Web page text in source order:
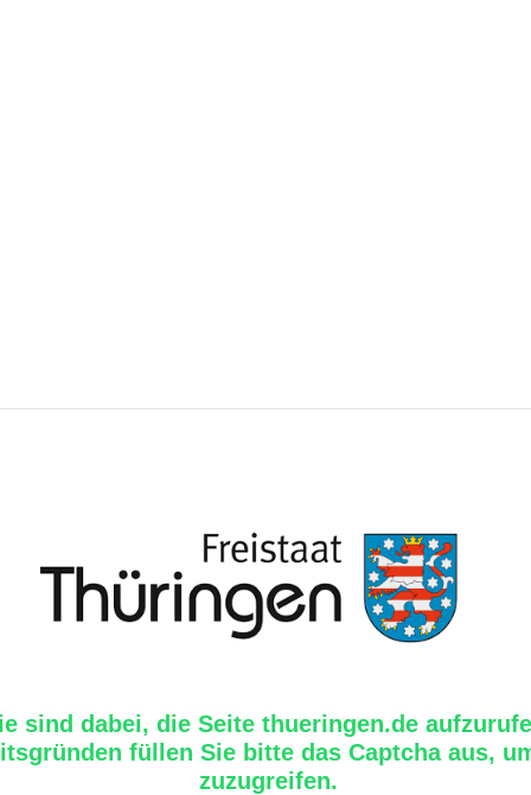
sind dabei, die Seite thueringen.de
füllen Sie bitte das Captcha aus,
zuzugreifen.